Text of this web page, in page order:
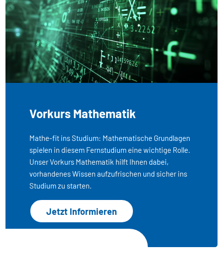
Vorkurs Mathematik
Mathe-fit ins Studium: Mathematische Grundlagen
spielen in diesem Fernstudium eine wichtige Rolle.
Unser Vorkurs Mathematik hilft Ihnen dabei,
vorhandenes Wissen aufzufrischen und sicher ins
Studium zu starten.
Jetzt Informieren